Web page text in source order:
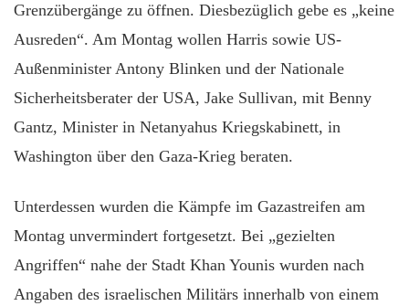
Grenzübergänge zu öffnen. Diesbezüglich gebe es „keine
Ausreden“. Am Montag wollen Harris sowie US-
Außenminister Antony Blinken und der Nationale
Sicherheitsberater der USA, Jake Sullivan, mit Benny
Gantz, Minister in Netanyahus Kriegskabinett, in
Washington über den Gaza-Krieg beraten.
Unterdessen wurden die Kämpfe im Gazastreifen am
Montag unvermindert fortgesetzt. Bei „gezielten
Angriffen“ nahe der Stadt Khan Younis wurden nach
Angaben des israelischen Militärs innerhalb von einem